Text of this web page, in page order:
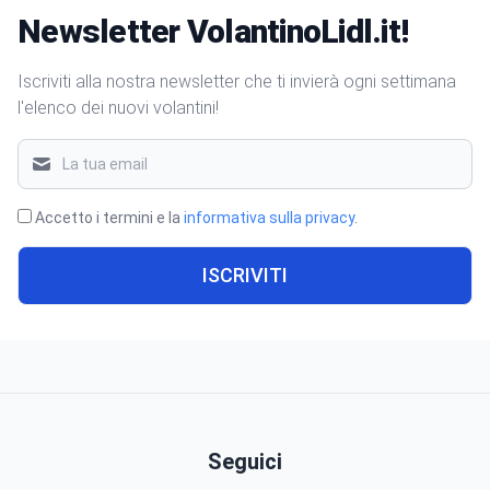
Newsletter VolantinoLidl.it!
Iscriviti alla nostra newsletter che ti invierà ogni settimana
l'elenco dei nuovi volantini!
Accetto i termini e la informativa sulla privacy.
ISCRIVITI
Seguici